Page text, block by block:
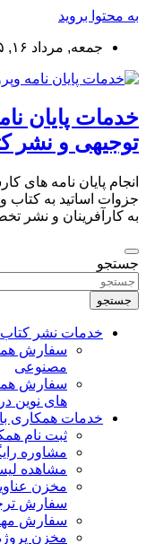
به محتوا بروید
جمعه, مرداد ۱۶, ۱۴۰۵
خدمات پایان
توجیهی و نشر
انجام پایان نامه های
جزوات اساتید به کتاب
به کارآفرینان و
جستجو
جستجو
خدمات نشر کتاب
سفارش
مصنوعی
سفارش
های نوین
خدمات همکاری
ثبت نام
مشاوره
مشاهده
مخزن
سفارش
سفارش
مخزن